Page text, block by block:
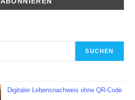
SUCHEN
Digitaler Lebensnachweis ohne QR-Code